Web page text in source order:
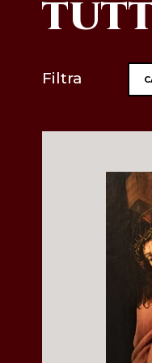
Filtra